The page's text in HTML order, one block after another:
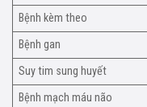
Bệnh kèm theo
Bệnh gan
Suy tim sung huyết
Bệnh mạch máu não